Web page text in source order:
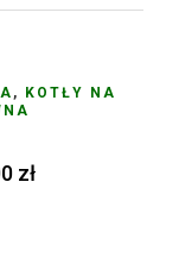
,
KOTŁY NA
zł